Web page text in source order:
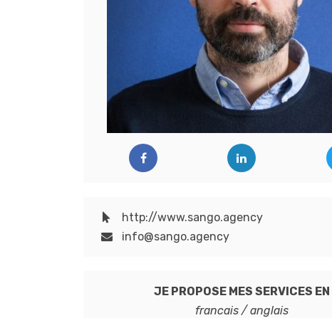
http://www.sango.agency
info@sango.agency
JE PROPOSE MES SERVICES EN
francais / anglais